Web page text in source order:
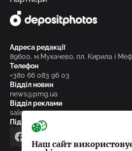
Адреса редакції
89600, м.Мукачево, пл. Кирила і
Телефон
+380 66 083 96 03
Відділ новин
news@pmg.ua
Відділ реклами
sales@pmg.ua
Підписуйтесь на нас у соціальних
facebooktelegram
Наш сайт